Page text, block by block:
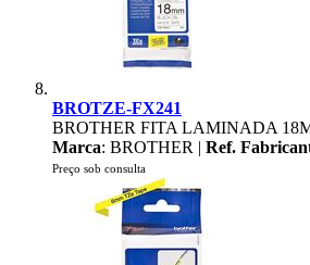
BROTZE-FX241
BROTHER FITA LAMINADA
Marca: BROTHER | Ref.
Preço sob consulta